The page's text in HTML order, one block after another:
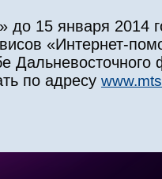
до 15 января
«Интернет-
по адресу